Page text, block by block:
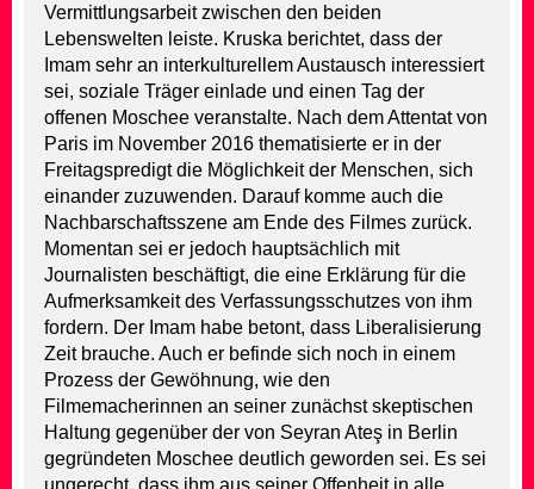
Vermittlungsarbeit zwischen den beiden
Lebenswelten leiste. Kruska berichtet, dass der
Imam sehr an interkulturellem Austausch interessiert
sei, soziale Träger einlade und einen Tag der
offenen Moschee veranstalte. Nach dem Attentat von
Paris im November 2016 thematisierte er in der
Freitagspredigt die Möglichkeit der Menschen, sich
einander zuzuwenden. Darauf komme auch die
Nachbarschaftsszene am Ende des Filmes zurück.
Momentan sei er jedoch hauptsächlich mit
Journalisten beschäftigt, die eine Erklärung für die
Aufmerksamkeit des Verfassungsschutzes von ihm
fordern. Der Imam habe betont, dass Liberalisierung
Zeit brauche. Auch er befinde sich noch in einem
Prozess der Gewöhnung, wie den
Filmemacherinnen an seiner zunächst skeptischen
Haltung gegenüber der von Seyran Ateş in Berlin
gegründeten Moschee deutlich geworden sei. Es sei
ungerecht, dass ihm aus seiner Offenheit in alle